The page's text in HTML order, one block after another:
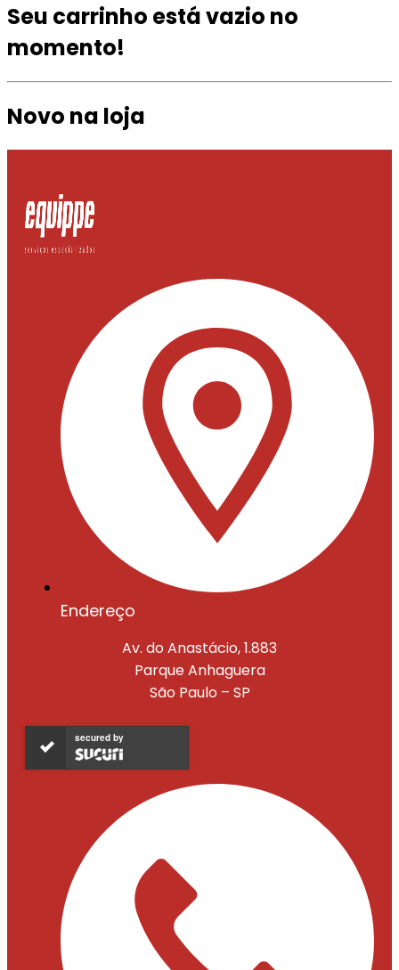
Seu carrinho está vazio no
momento!
Novo na loja
Endereço
Av. do Anastácio, 1.883
Parque Anhaguera
São Paulo – SP
secured by